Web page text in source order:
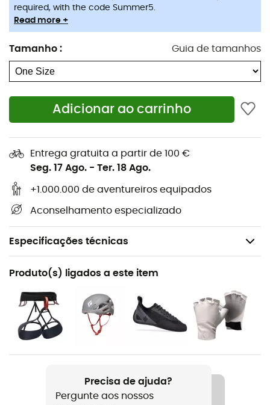
required, with the code Summer5.
Read more +
Tamanho : Guia de tamanhos
Adicionar ao carrinho
Entrega gratuita a partir de 100 €
Seg. 17 Ago. - Ter. 18 Ago.
+1.000.000 de aventureiros equipados
Aconselhamento especializado
Especificações técnicas
Recomendado para
Escalada em bloco / Escalada de grandes vias /
Escalada desportiva / Escalada em gelo / Escalada
tradicional / Ski de montanha
Peso
52 g
Nome do produto
Vaporlock Screwgate
Produto(s) ligados a este item
Precisa de ajuda?
Pergunte aos nossos